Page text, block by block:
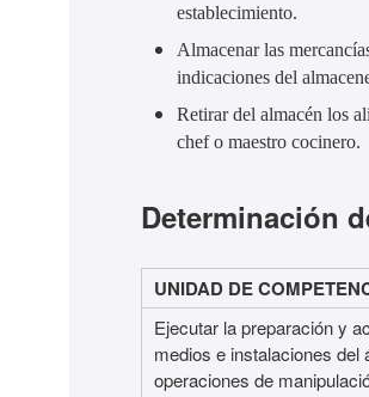
establecimiento.
Almacenar las
indicaciones del
Retirar del almacén los
chef o maestro cocinero.
Determinación
UNIDAD DE
Ejecutar la preparación y
medios e instalaciones del
operaciones de